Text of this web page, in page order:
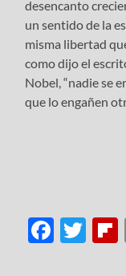
desencanto
un sentido de la
misma libertad
como dijo el
Nobel, “nadie se
que lo engañen